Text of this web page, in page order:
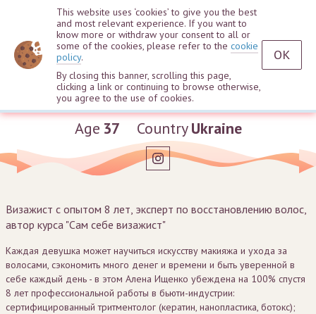
Alena Ischenko
Age 37 CountryUkraine
Визажист с опытом 8 лет, эксперт по восстановлению волос,
автор курса "Сам себе визажист"
Каждая девушка может научиться искусству макияжа и ухода за
волосами, сэкономить много денег и времени и быть уверенной в
себе каждый день - в этом Алена Ищенко убеждена на 100% спустя
8 лет профессиональной работы в бьюти-индустрии:
сертифицированный тритментолог (кератин, нанопластика, ботокс);
This website uses ‘cookies’ to give you the best
and most relevant experience. If you want to
know more or withdraw your consent to all or
some of the cookies, please refer to the cookie
policy.
By closing this banner, scrolling this page,
clicking a link or continuing to browse otherwise,
you agree to the use of cookies.
OK